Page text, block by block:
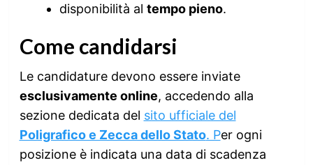
disponibilità al tempo pieno.
Come candidarsi
Le candidature devono essere inviate
esclusivamente online, accedendo alla
sezione dedicata del sito ufficiale del
Poligrafico e Zecca dello Stato. Per ogni
posizione è indicata una data di scadenza